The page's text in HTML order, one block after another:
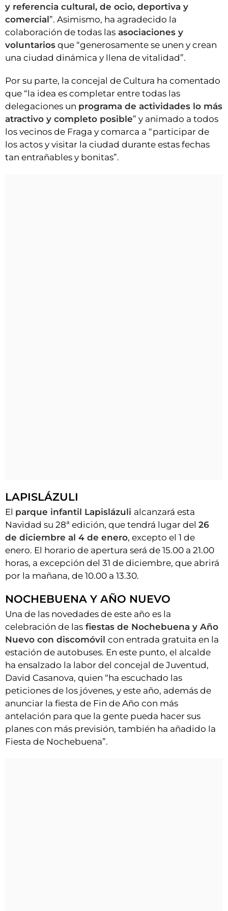
y referencia cultural, de ocio, deportiva y
comercial”. Asimismo, ha agradecido la
colaboración de todas las asociaciones y
voluntarios que “generosamente se unen y crean
una ciudad dinámica y llena de vitalidad”.
Por su parte, la concejal de Cultura ha comentado
que “la idea es completar entre todas las
delegaciones un programa de actividades lo más
atractivo y completo posible” y animado a todos
los vecinos de Fraga y comarca a “participar de
los actos y visitar la ciudad durante estas fechas
tan entrañables y bonitas”.
LAPISLÁZULI
El parque infantil Lapislázuli alcanzará esta
Navidad su 28ª edición, que tendrá lugar del 26
de diciembre al 4 de enero, excepto el 1 de
enero. El horario de apertura será de 15.00 a 21.00
horas, a excepción del 31 de diciembre, que abrirá
por la mañana, de 10.00 a 13.30.
NOCHEBUENA Y AÑO NUEVO
Una de las novedades de este año es la
celebración de las fiestas de Nochebuena y Año
Nuevo con discomóvil con entrada gratuita en la
estación de autobuses. En este punto, el alcalde
ha ensalzado la labor del concejal de Juventud,
David Casanova, quien “ha escuchado las
peticiones de los jóvenes, y este año, además de
anunciar la fiesta de Fin de Año con más
antelación para que la gente pueda hacer sus
planes con más previsión, también ha añadido la
Fiesta de Nochebuena”.